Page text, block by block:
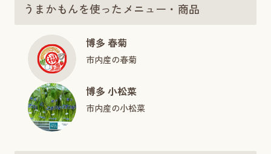
うまかもんを使ったメニュー・商品
博多 春菊
市内産の春菊
博多 小松菜
市内産の小松菜